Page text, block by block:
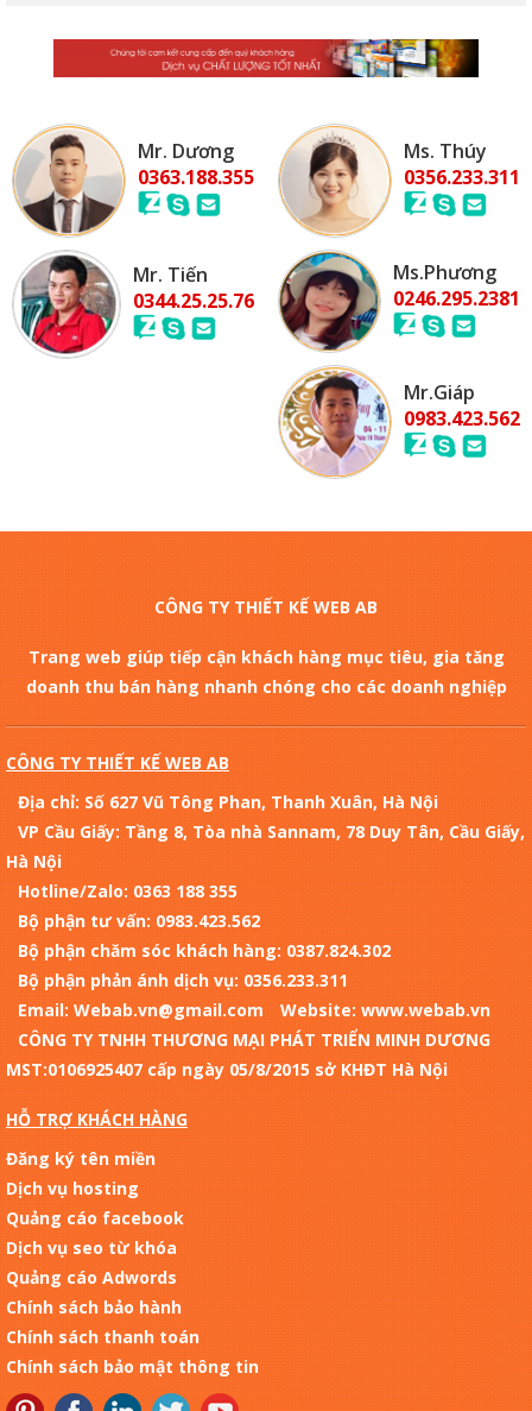
Mr. Dương
0363.188.355
Ms. Thúy
0356.233.311
Mr. Tiến
0344.25.25.76
Ms.Phương
0246.295.2381
Mr.Giáp
0983.423.562
CÔNG TY THIẾT KẾ WEB AB
Trang web giúp tiếp cận khách hàng mục tiêu, gia tăng
doanh thu bán hàng nhanh chóng cho các doanh nghiệp
CÔNG TY THIẾT KẾ WEB AB
Địa chỉ: Số 627 Vũ Tông Phan, Thanh Xuân, Hà Nội
VP Cầu Giấy: Tầng 8, Tòa nhà Sannam, 78 Duy Tân, Cầu Giấy,
Hà Nội
Hotline/Zalo: 0363 188 355
Bộ phận tư vấn: 0983.423.562
Bộ phận chăm sóc khách hàng: 0387.824.302
Bộ phận phản ánh dịch vụ: 0356.233.311
Email: Webab.vn@gmail.com
Website: www.webab.vn
CÔNG TY TNHH THƯƠNG MẠI PHÁT TRIỂN MINH DƯƠNG
MST:0106925407 cấp ngày 05/8/2015 sở KHĐT Hà Nội
HỖ TRỢ KHÁCH HÀNG
Đăng ký tên miền
Dịch vụ hosting
Quảng cáo facebook
Dịch vụ seo từ khóa
Quảng cáo Adwords
Chính sách bảo hành
Chính sách thanh toán
Chính sách bảo mật thông tin